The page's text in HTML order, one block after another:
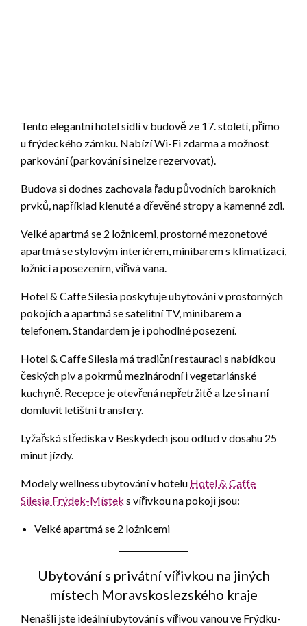
Tento elegantní hotel sídlí v budově ze 17. století, přímo
u frýdeckého zámku. Nabízí Wi-Fi zdarma a možnost
parkování (parkování si nelze rezervovat).
Budova si dodnes zachovala řadu původních barokních
prvků, například klenuté a dřevěné stropy a kamenné zdi.
Velké apartmá se 2 ložnicemi, prostorné mezonetové
apartmá se stylovým interiérem, minibarem s klimatizací,
ložnicí a posezením, vířivá vana.
Hotel & Caffe Silesia poskytuje ubytování v prostorných
pokojích a apartmá se satelitní TV, minibarem a
telefonem. Standardem je i pohodlné posezení.
Hotel & Caffe Silesia má tradiční restauraci s nabídkou
českých piv a pokrmů mezinárodní i vegetariánské
kuchyně. Recepce je otevřená nepřetržitě a lze si na ní
domluvit letištní transfery.
Lyžařská střediska v Beskydech jsou odtud v dosahu 25
minut jízdy.
Modely wellness ubytování v hotelu Hotel & Caffe
Silesia Frýdek-Místek s vířivkou na pokoji jsou:
Velké apartmá se 2 ložnicemi
Ubytování s privátní vířivkou na jiných
místech Moravskoslezského kraje
Nenašli jste ideální ubytování s vířivou vanou ve Frýdku-